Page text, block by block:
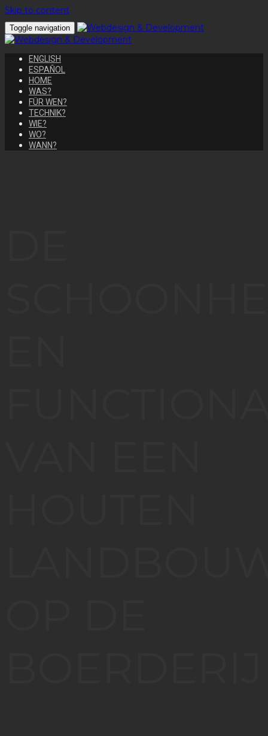
Skip to content
Toggle navigation
ENGLISH
ESPAÑOL
HOME
WAS?
FÜR WEN?
TECHNIK?
WIE?
WO?
WANN?